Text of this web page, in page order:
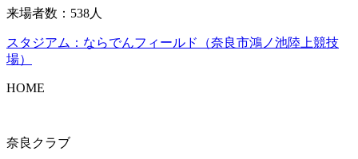
来場者数：538人
スタジアム：ならでんフィールド（奈良市鴻ノ池陸上競技
場）
HOME
奈良クラブ